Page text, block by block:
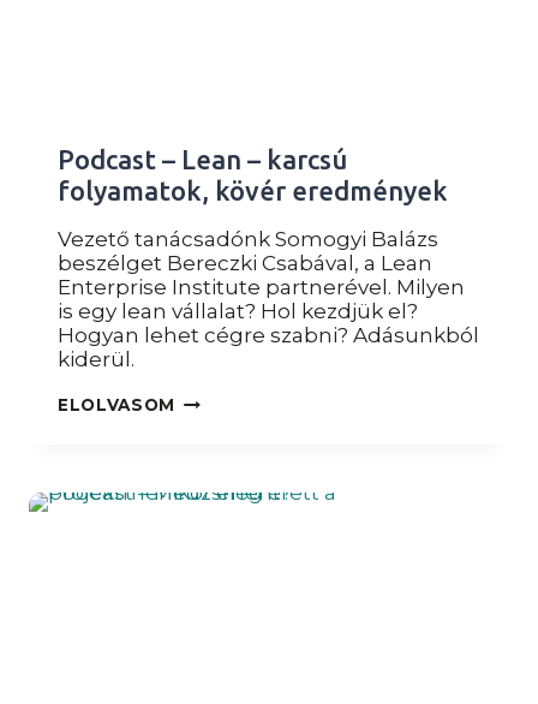
Podcast – Lean – karcsú
folyamatok, kövér eredmények
Vezető tanácsadónk Somogyi Balázs
beszélget Bereczki Csabával, a Lean
Enterprise Institute partnerével. Milyen
is egy lean vállalat? Hol kezdjük el?
Hogyan lehet cégre szabni? Adásunkból
kiderül.
ELOLVASOM PODCAST
FOLYAMATOK,